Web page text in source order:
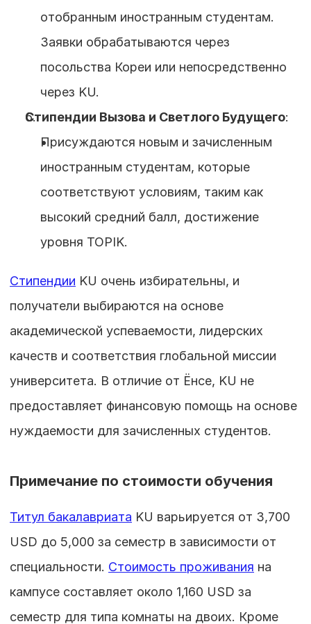
отобранным иностранным студентам.
Заявки обрабатываются через
посольства Кореи или непосредственно
через KU.
Стипендии Вызова и Светлого Будущего:
Присуждаются новым и зачисленным
иностранным студентам, которые
соответствуют условиям, таким как
высокий средний балл, достижение
уровня TOPIK.
Стипендии KU очень избирательны, и
получатели выбираются на основе
академической успеваемости, лидерских
качеств и соответствия глобальной миссии
университета. В отличие от Ёнсе, KU не
предоставляет финансовую помощь на основе
нуждаемости для зачисленных студентов.
Примечание по стоимости обучения
Титул бакалавриата KU варьируется от 3,700
USD до 5,000 за семестр в зависимости от
специальности. Стоимость проживания на
кампусе составляет около 1,160 USD за
семестр для типа комнаты на двоих. Кроме